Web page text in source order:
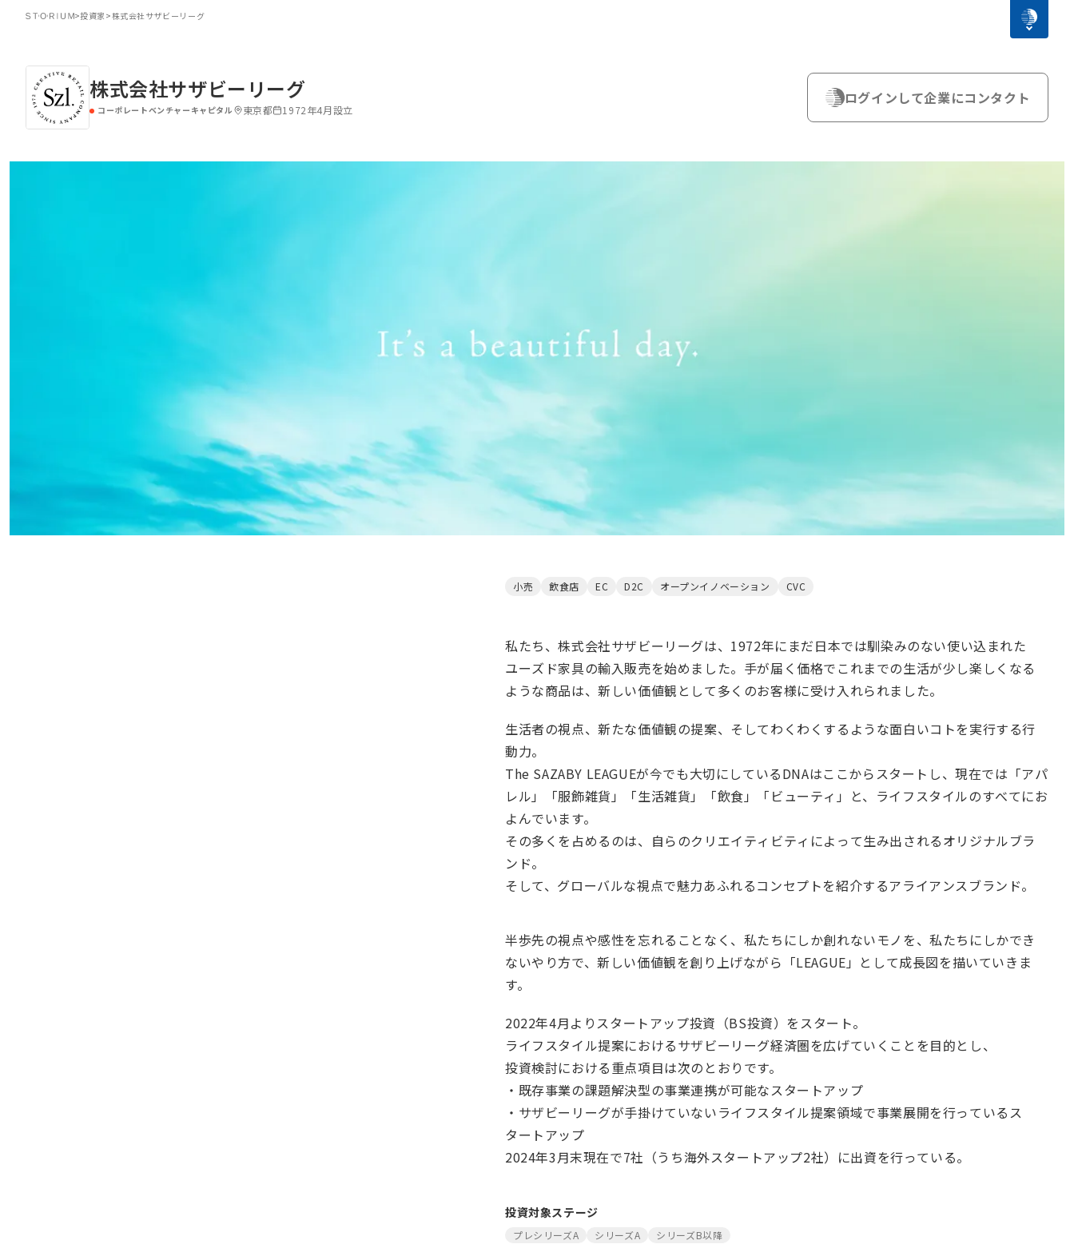
>投資家 >株式会社サザビーリーグ
株式会社サザビーリーグ
コーポレートベンチャーキャピタル 東京都 1972年4月設立
ログインして企業にコンタクト
小売 飲食店 EC D2C オープンイノベーション CVC
私たち、株式会社サザビーリーグは、1972年にまだ日本では馴染みのない使い込まれた
ユーズド家具の輸入販売を始めました。手が届く価格でこれまでの生活が少し楽しくなる
ような商品は、新しい価値観として多くのお客様に受け入れられました。
生活者の視点、新たな価値観の提案、そしてわくわくするような面白いコトを実行する行
動力。
The SAZABY LEAGUEが今でも大切にしているDNAはここからスタートし、現在では「アパ
レル」「服飾雑貨」「生活雑貨」「飲食」「ビューティ」と、ライフスタイルのすべてにお
よんでいます。
その多くを占めるのは、自らのクリエイティビティによって生み出されるオリジナルブラ
ンド。
そして、グローバルな視点で魅力あふれるコンセプトを紹介するアライアンスブランド。
半歩先の視点や感性を忘れることなく、私たちにしか創れないモノを、私たちにしかでき
ないやり方で、新しい価値観を創り上げながら「LEAGUE」として成長図を描いていきま
す。
2022年4月よりスタートアップ投資（BS投資）をスタート。
ライフスタイル提案におけるサザビーリーグ経済圏を広げていくことを目的とし、
投資検討における重点項目は次のとおりです。
・既存事業の課題解決型の事業連携が可能なスタートアップ
・サザビーリーグが手掛けていないライフスタイル提案領域で事業展開を行っているス
タートアップ
2024年3月末現在で7社（うち海外スタートアップ2社）に出資を行っている。
投資対象ステージ
プレシリーズA シリーズA シリーズB以降